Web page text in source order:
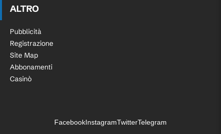
ALTRO
Pubblicità
Registrazione
Site Map
Abbonamenti
Casinò
FacebookInstagramTwitterTelegram